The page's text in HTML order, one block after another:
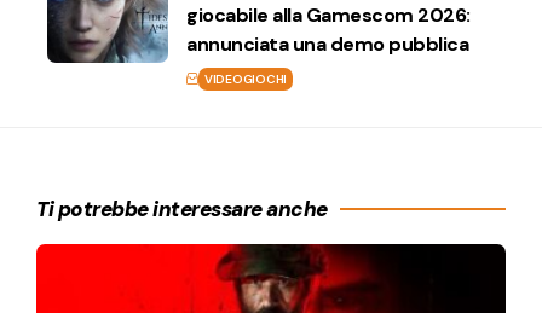
giocabile alla Gamescom 2026:
annunciata una demo pubblica
VIDEOGIOCHI
Ti potrebbe interessare anche